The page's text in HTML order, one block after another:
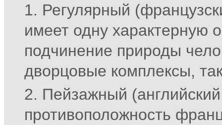
Регулярный
имеет одну характерную
подчинение природы
дворцовые комплексы,
Пейзажный
противоположность